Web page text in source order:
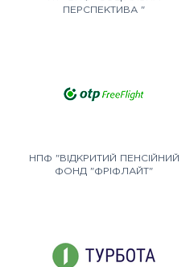
ПЕРСПЕКТИВА "
НПФ "ВІДКРИТИЙ ПЕНСІЙНИЙ
ФОНД "ФРІФЛАЙТ"